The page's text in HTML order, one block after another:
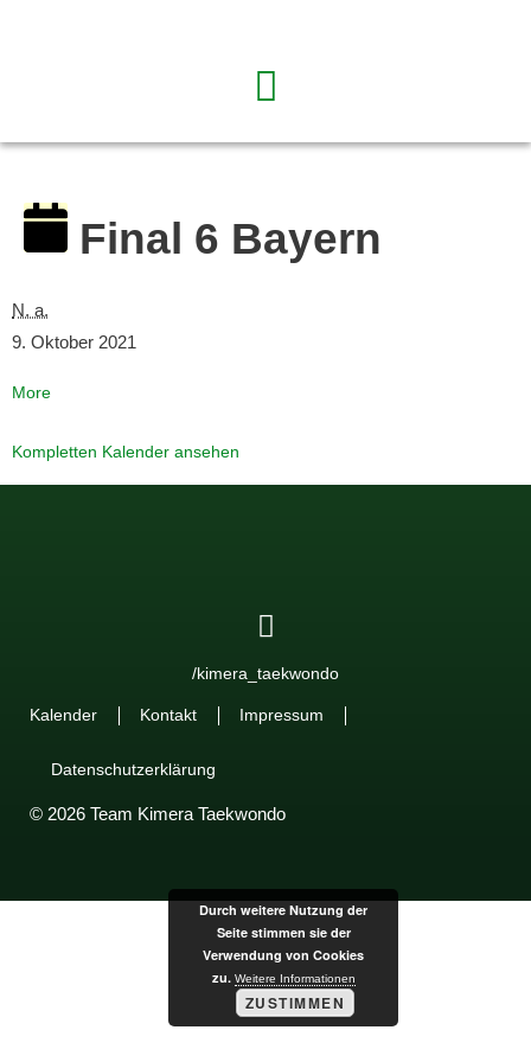
Final 6 Bayern
N. a.
9. Oktober 2021
More
Kompletten Kalender ansehen
/kimera_taekwondo
Kalender Kontakt Impressum
Datenschutzerklärung
© 2026 Team Kimera Taekwondo
Durch weitere Nutzung der
Seite stimmen sie der
Verwendung von Cookies
zu. Weitere Informationen
ZUSTIMMEN